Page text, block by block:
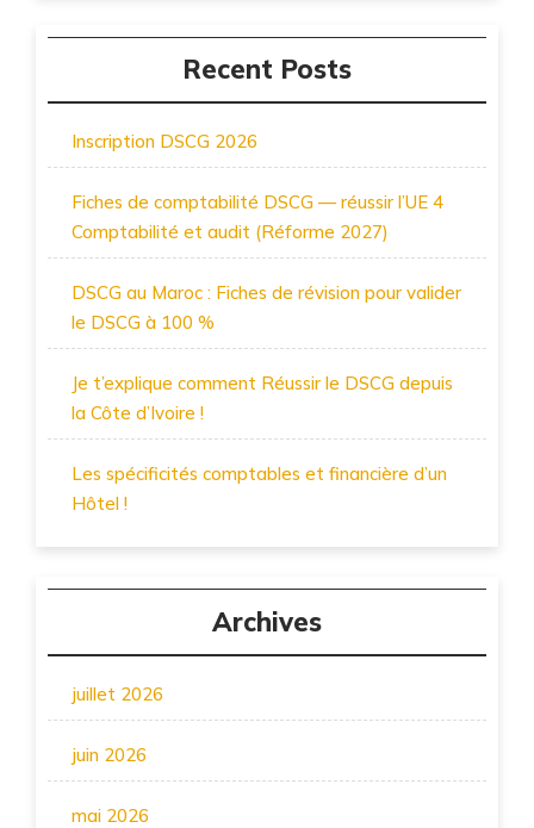
Recent Posts
Inscription DSCG 2026
Fiches de comptabilité DSCG — réussir l’UE 4
Comptabilité et audit (Réforme 2027)
DSCG au Maroc : Fiches de révision pour valider
le DSCG à 100 %
Je t’explique comment Réussir le DSCG depuis
la Côte d’Ivoire !
Les spécificités comptables et financière d’un
Hôtel !
Archives
juillet 2026
juin 2026
mai 2026